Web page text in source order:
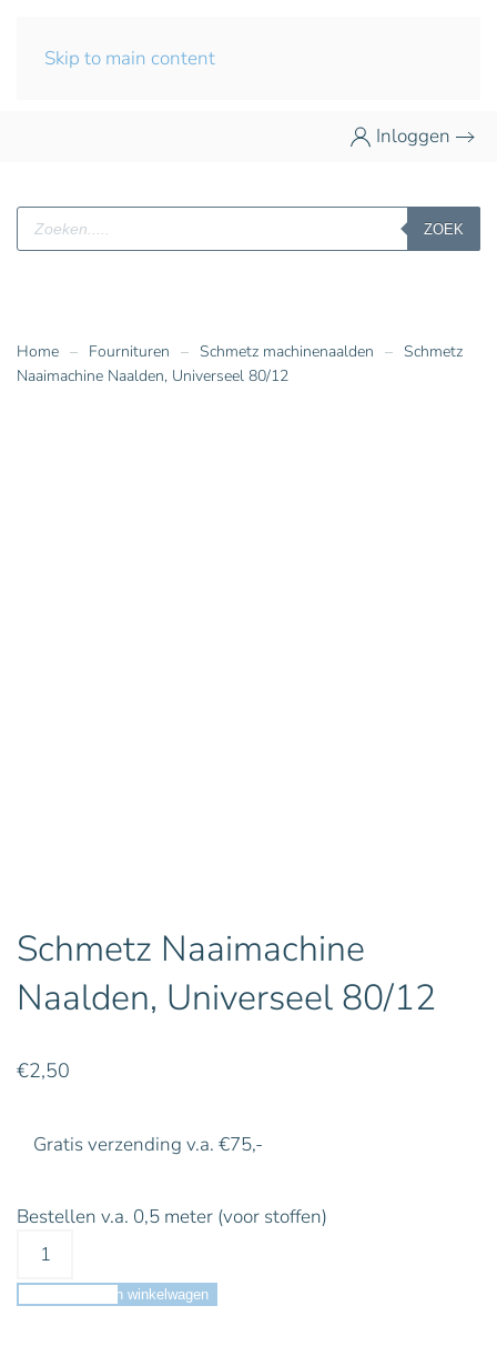
Skip to main content
Inloggen
Producten
zoeken
ZOEK
Home Fournituren Schmetz machinenaalden
Schmetz
Naaimachine Naalden, Universeel 80/12
Schmetz Naaimachine
Naalden, Universeel 80/12
€2,50
Gratis verzending v.a. €75,-
Bestellen v.a. 0,5 meter (voor stoffen)
Toevoegen aan winkelwagen